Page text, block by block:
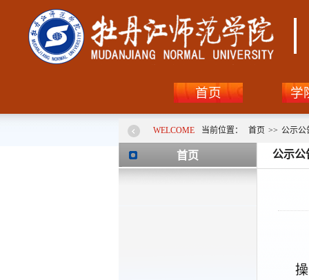
首页 学
WELCOME 当前位置： 首页 >> 公示公
首页 公示公